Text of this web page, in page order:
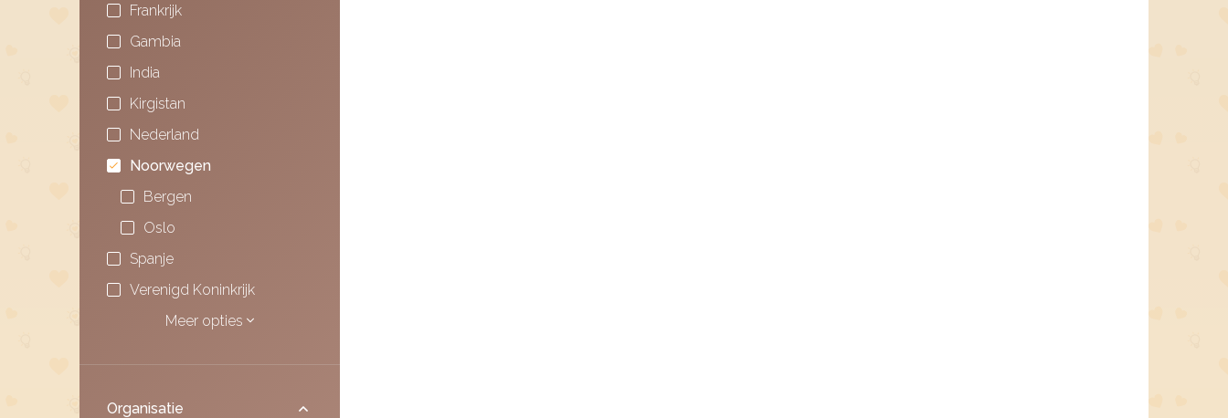
Frankrijk
Gambia
India
Kirgistan
Nederland
Noorwegen
Bergen
Oslo
Spanje
Verenigd Koninkrijk
Meer opties
Organisatie